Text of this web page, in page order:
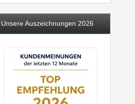
Unsere Auszeichnungen 2026